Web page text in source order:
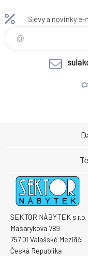
Slevy a novinky e-
SEKTOR NÁBYTEK s.r.o.
Masarykova 789
757 01 Valašské Meziříčí
Česká Republika